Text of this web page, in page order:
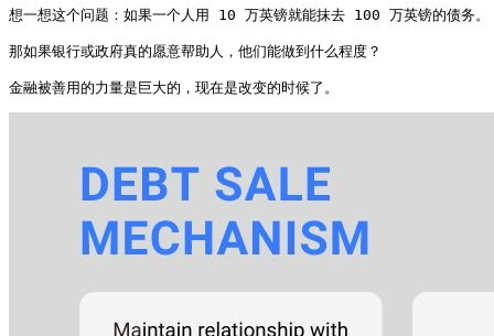
想一想这个问题：如果一个人用 10 万英镑就能抹去 100 万英镑的债务。
那如果银行或政府真的愿意帮助人，他们能做到什么程度？
金融被善用的力量是巨大的，现在是改变的时候了。